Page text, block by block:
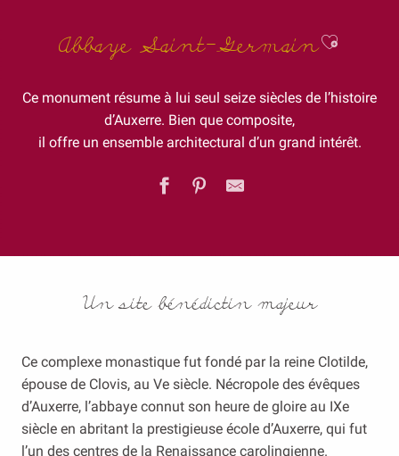
Abbaye Saint-Germain
Ce monument résume à lui seul seize siècles de l’histoire
d’Auxerre. Bien que composite,
il offre un ensemble architectural d’un grand intérêt.
Un site bénédictin majeur
Ce complexe monastique fut fondé par la reine Clotilde,
épouse de Clovis, au Ve siècle. Nécropole des évêques
d’Auxerre, l’abbaye connut son heure de gloire au IXe
siècle en abritant la prestigieuse école d’Auxerre, qui fut
l’un des centres de la Renaissance carolingienne.